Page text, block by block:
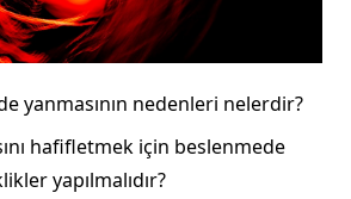
yanmasının nedenleri nelerdir?
hafifletmek için beslenmede
yapılmalıdır?